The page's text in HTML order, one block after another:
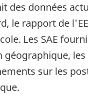
des données
le rapport de
Les SAE
sur les